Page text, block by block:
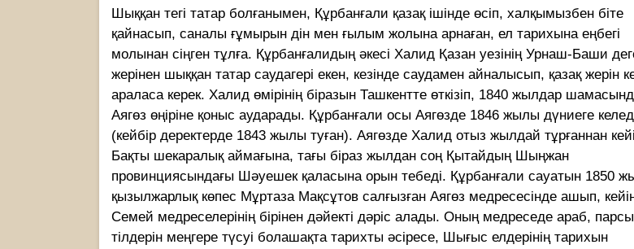
Шыққан тегі татар болғанымен, Құрбанғали қазақ iшiнде өсіп, халқымызбен біте
қайнасып, саналы ғұмырын дін мен ғылым жолына арнаған, ел тарихына еңбегі
молынан сіңген тұлға. Құрбанғалидың әкесi Халид Қазан уезiнiң Урнаш-Баши
жерiнен шыққан татар саудагерi екен, кезiнде саудамен айналысып, қазақ жерiн
араласа керек. Халид өмiрiнiң біразын Ташкентте өткiзiп, 1840 жылдар
Аягөз өңiрiне қоныс аударады. Құрбанғали осы Аягөзде 1846 жылы дүниеге
(кейбір деректерде 1843 жылы туған). Аягөзде Халид отыз жылдай тұрғаннан
Бақты шекаралық аймағына, тағы бiраз жылдан соң Қытайдың Шыңжан
провинциясындағы Шәуешек қаласына орын тебедi. Құрбанғали сауатын 1850
қызылжарлық көпес Мұртаза Мақсұтов салғызған Аягөз медресесiнде ашып,
Семей медреселерiнiң бiрiнен дәйектi дәрiс алады. Оның медреседе араб,
тiлдерiн меңгере түсуi болашақта тарихты әсiресе, Шығыс елдерiнiң тарихын